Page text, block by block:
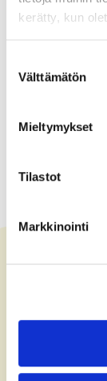
kerätty, kun
valinta
Välttämätön
Mieltymykset
Tilastot
Markkinointi
office@bsag.fi